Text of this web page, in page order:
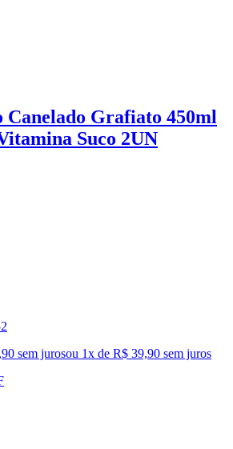
Canelado Grafiato 450ml
Suco 2UN
sem jurosou 1x de R$ 39,90 sem juros